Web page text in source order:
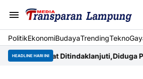
PolitikEkonomiBudayaTrendingTekno
HEADLINE HARI INI
Ditindaklanjuti,Diduga Pengedar